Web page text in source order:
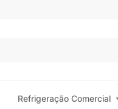
Refrigeração Comercial